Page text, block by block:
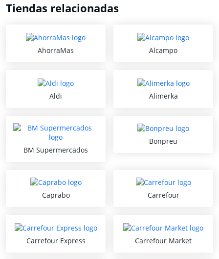
Tiendas relacionadas
AhorraMas Alcampo
Aldi Alimerka
BM Supermercados
Bonpreu
Caprabo Carrefour
Carrefour Express Carrefour Market